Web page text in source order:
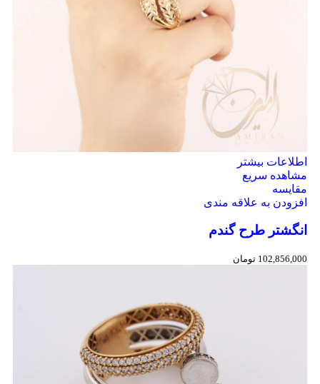
اطلاعات بیشتر
مشاهده سریع
مقایسه
افزودن به علاقه مندی
انگشتر طرح گندم
102,856,000 تومان